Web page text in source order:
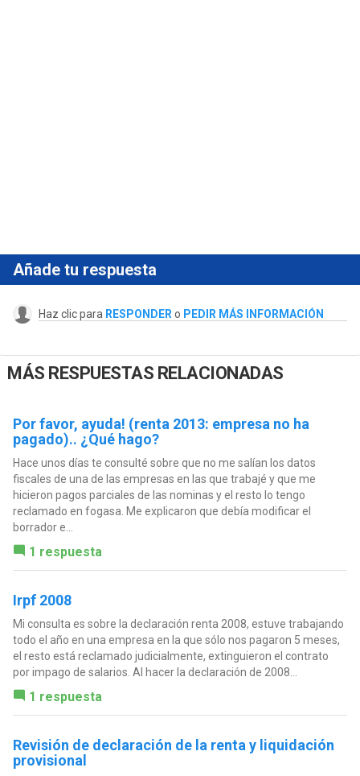
Añade tu respuesta
Haz clic para RESPONDER o PEDIR MÁS INFORMACIÓN
MÁS RESPUESTAS RELACIONADAS
Por favor, ayuda! (renta 2013: empresa no ha
pagado).. ¿Qué hago?
Hace unos días te consulté sobre que no me salían los datos
fiscales de una de las empresas en las que trabajé y que me
hicieron pagos parciales de las nominas y el resto lo tengo
reclamado en fogasa. Me explicaron que debía modificar el
borrador e...
1 respuesta
Irpf 2008
Mi consulta es sobre la declaración renta 2008, estuve trabajando
todo el año en una empresa en la que sólo nos pagaron 5 meses,
el resto está reclamado judicialmente, extinguieron el contrato
por impago de salarios. Al hacer la declaración de 2008...
1 respuesta
Revisión de declaración de la renta y liquidación
provisional